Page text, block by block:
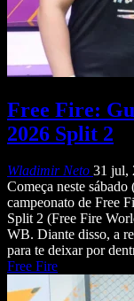
Free Fire:
2026 Split 2
Wladimir Neto 31 jul,
Começa neste
campeonato de Free
Split 2 (Free Fire
WB. Diante disso, a
para te deixar por
Free Fire